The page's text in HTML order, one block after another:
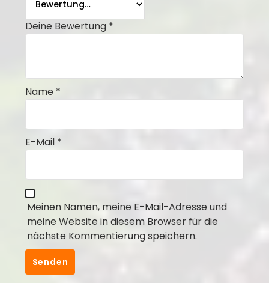
Deine Bewertung *
Name *
E-Mail *
Meinen Namen, meine E-Mail-Adresse und
meine Website in diesem Browser für die
nächste Kommentierung speichern.